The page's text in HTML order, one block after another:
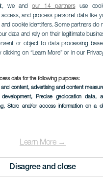
we andour 14 partnersuse
and process personal data like
cookie identifiers. Some partners do
data and rely on their legitimate
or object to data processing
on “Learn More” or in our
data for the following purposes:
and content, advertising and content
, Precise geolocation data,
, Store and/or access information on a
Learn More →
Disagree and close
de